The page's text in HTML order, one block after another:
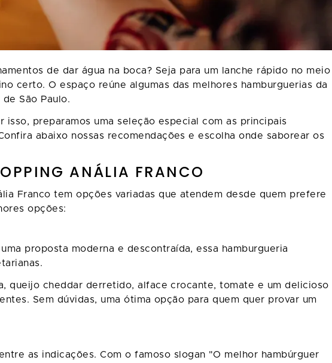
de dar água na boca? Seja para um lanche rápido no meio
certo. O espaço reúne algumas das melhores hamburguerias da
São Paulo.
preparamos uma seleção especial com as principais
abaixo nossas recomendações e escolha onde saborear os
ANÁLIA FRANCO
Franco tem opções variadas que atendem desde quem prefere
opções:
proposta moderna e descontraída, essa hamburgueria
queijo cheddar derretido, alface crocante, tomate e um delicioso
Sem dúvidas, uma ótima opção para quem quer provar um
as indicações. Com o famoso slogan "O melhor hambúrguer